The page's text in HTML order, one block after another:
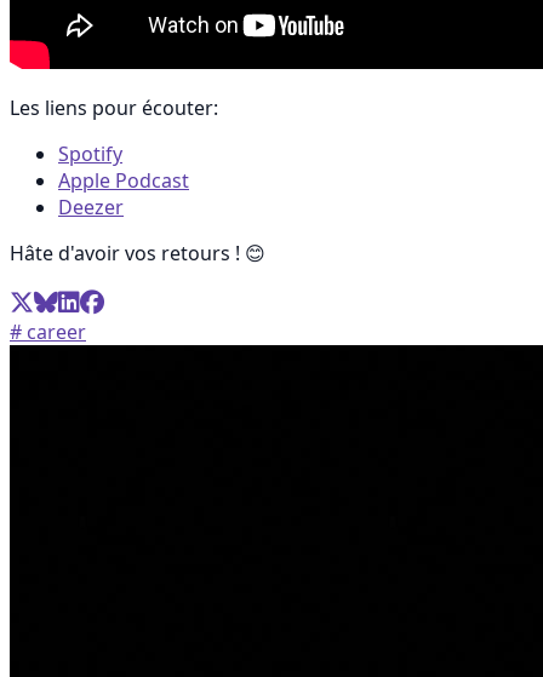
Les liens pour écouter:
Spotify
Apple Podcast
Deezer
Hâte d'avoir vos retours ! 😊
# career